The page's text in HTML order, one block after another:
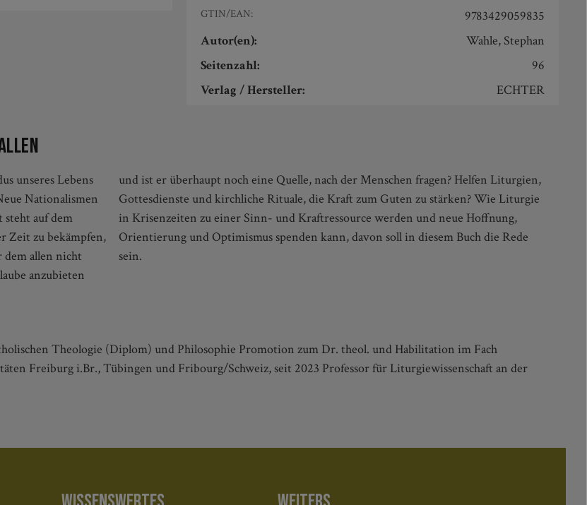
GTIN/EAN:
9783429059835
Autor(en):
Wahle, Stephan
Seitenzahl:
96
Verlag / Hersteller:
ECHTER
unseres Lebens
Nationalismen
auf dem
Zeit zu bekämpfen,
dem allen nicht
anzubieten
Helfen Liturgien,
Wie Liturgie
Hoffnung,
Buch die Rede
sein.
Theologie (Diplom) und Philosophie Promotion zum Dr. theol. und Habilitation im Fach
Freiburg i.Br., Tübingen und Fribourg/Schweiz, seit 2023 Professor für Liturgiewissenschaft an der